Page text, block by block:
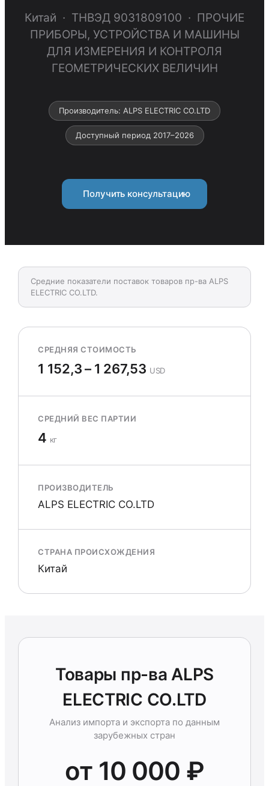
Китай · ТНВЭД 9031809100 · ПРОЧИЕ
ПРИБОРЫ, УСТРОЙСТВА И МАШИНЫ
ДЛЯ ИЗМЕРЕНИЯ И КОНТРОЛЯ
ГЕОМЕТРИЧЕСКИХ ВЕЛИЧИН
Производитель: ALPS ELECTRIC CO.LTD
Доступный период 2017–2026
Получить консультацию
Средние показатели поставок товаров пр-ва ALPS
ELECTRIC CO.LTD.
СРЕДНЯЯ СТОИМОСТЬ
1 152,3 – 1 267,53 USD
СРЕДНИЙ ВЕС ПАРТИИ
4 кг
ПРОИЗВОДИТЕЛЬ
ALPS ELECTRIC CO.LTD
СТРАНА ПРОИСХОЖДЕНИЯ
Китай
Товары пр-ва ALPS
ELECTRIC CO.LTD
Анализ импорта и экспорта по данным
зарубежных стран
от 10 000 ₽